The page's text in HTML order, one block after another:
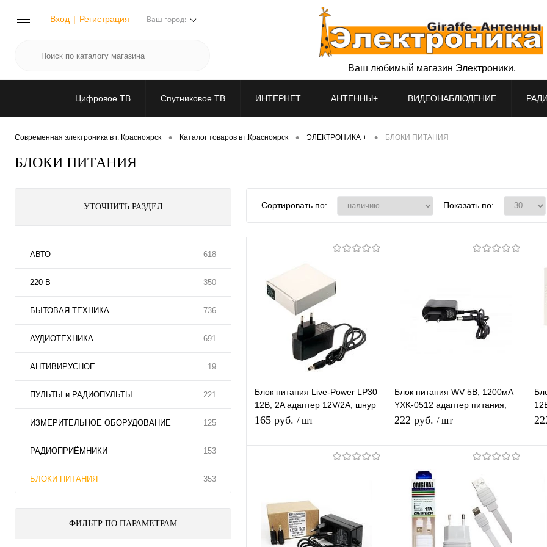
Вход Регистрация Ваш город:
Ваш любимый магазин Электроники.
Цифровое ТВ Спутниковое ТВ ИНТЕРНЕТ АНТЕННЫ+ ВИДЕОНАБЛЮДЕНИЕ
Современная электроника в г. Красноярск • Каталог товаров в г.Красноярск • ЭЛЕКТРОНИКА + • БЛОКИ ПИТАНИЯ
БЛОКИ ПИТАНИЯ
УТОЧНИТЬ РАЗДЕЛ
АВТО 618
220 В 350
БЫТОВАЯ ТЕХНИКА 736
АУДИОТЕХНИКА 691
АНТИВИРУСНОЕ 19
ПУЛЬТЫ и РАДИОПУЛЬТЫ 221
ИЗМЕРИТЕЛЬНОЕ ОБОРУДОВАНИЕ 125
РАДИОПРИЁМНИКИ 153
БЛОКИ ПИТАНИЯ 353
ФИЛЬТР ПО ПАРАМЕТРАМ
Сортировать по: Показать по:
Блок питания Live-Power LP30
12В, 2A адаптер 12V/2A, шнур
1 м, штекер 5.5*2,5 мм
165 руб. / шт
клик
В избранное В наличии
Блок питания WV 5В, 1200мА
YXK-0512 адаптер питания,
шнур 1 м, штекер 5,5*2.5 мм
222 руб. / шт
Купить в 1
К
сравнению
В избранное В наличии